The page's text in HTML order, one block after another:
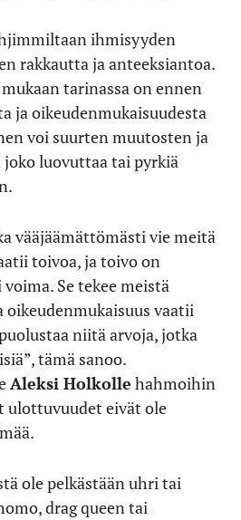
ihmisyyden
rakkautta ja anteeksiantoa.
tarinassa on ennen
ja oikeudenmukaisuudesta
voi suurten muutosten ja
joko luovuttaa tai pyrkiä
vääjäämättömästi vie meitä
toivoa, ja toivo on
Se tekee meistä
oikeudenmukaisuus vaatii
niitä arvoja, jotka
tämä sanoo.
Aleksi Holkolle hahmoihin
eivät ole
ole pelkästään uhri tai
drag queen tai